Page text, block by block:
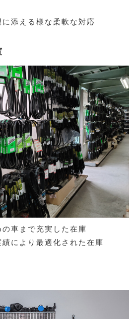
添える様な柔軟な対応
車まで充実した在庫
により最適化された在庫